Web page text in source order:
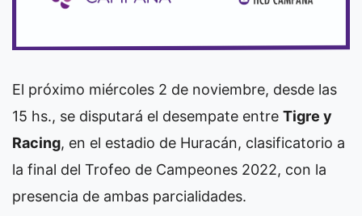
El próximo miércoles 2 de noviembre, desde las
15 hs., se disputará el desempate entre Tigre y
Racing, en el estadio de Huracán, clasificatorio a
la final del Trofeo de Campeones 2022, con la
presencia de ambas parcialidades.